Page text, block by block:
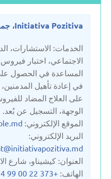
Initiativa Pozitiva، جمعية عامة
الخدمات: الاستشارات،
الاجتماعي، اختبار
في إعادة تأهيل
على العلاج المضاد
الوجهة، التسجيل عن بُعد.
الموقع الإلكتروني:
البريد الإلكتروني:
العنوان: كيشيناو، شارع الاستقلال
الهاتف: +373 22 00 99 74